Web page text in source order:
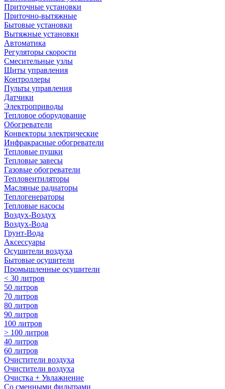
Приточные установки
Приточно-вытяжные
Бытовые установки
Вытяжные установки
Автоматика
Регуляторы скорости
Смесительные узлы
Щиты управления
Контроллеры
Пульты управления
Датчики
Электроприводы
Тепловое оборудование
Обогреватели
Конвекторы электрические
Инфракрасные обогреватели
Тепловые пушки
Тепловые завесы
Газовые обогреватели
Тепловентиляторы
Масляные радиаторы
Теплогенераторы
Тепловые насосы
Воздух-Воздух
Воздух-Вода
Грунт-Вода
Аксессуары
Осушители воздуха
Бытовые осушители
Промышленные осушители
< 30 литров
50 литров
70 литров
80 литров
90 литров
100 литров
> 100 литров
40 литров
60 литров
Очистители воздуха
Очистители воздуха
Очистка + Увлажнение
Cо сменными фильтрами